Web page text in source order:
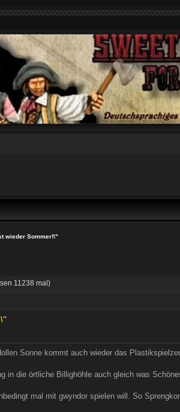
wieder Sommer!\"
11238 mal)
Sonne kommt auch wieder das
in die örtliche Billighöhle auch gleich was
mal mit gwyndor spielen will. So